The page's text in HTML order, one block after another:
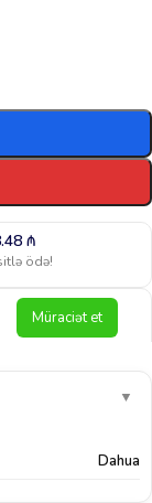
₼
ödə!
Müraciət et
▼
Dahua